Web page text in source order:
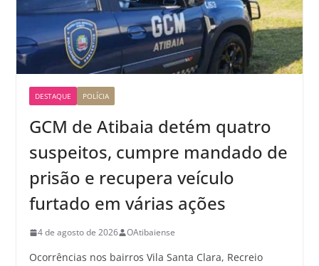
DESTAQUE POLÍCIA
GCM de Atibaia detém quatro
suspeitos, cumpre mandado de
prisão e recupera veículo
furtado em várias ações
4 de agosto de 2026 OAtibaiense
Ocorrências nos bairros Vila Santa Clara, Recreio